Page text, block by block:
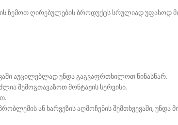
ზემოთ ღირებულების ბროდუქტს სრულიად უფასოდ
აუცილებლად უნდა გაგვაფრთხილოთ წინასწარ.
შემოგთავაზოთ მონტაჟის სერვისი.
ან ხარვეზის აღმოჩენის შემთხვევაში,